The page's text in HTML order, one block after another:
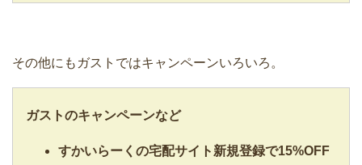
その他にもガストではキャンペーンいろいろ。
ガストのキャンペーンなど
すかいらーくの宅配サイト新規登録で15%OFF